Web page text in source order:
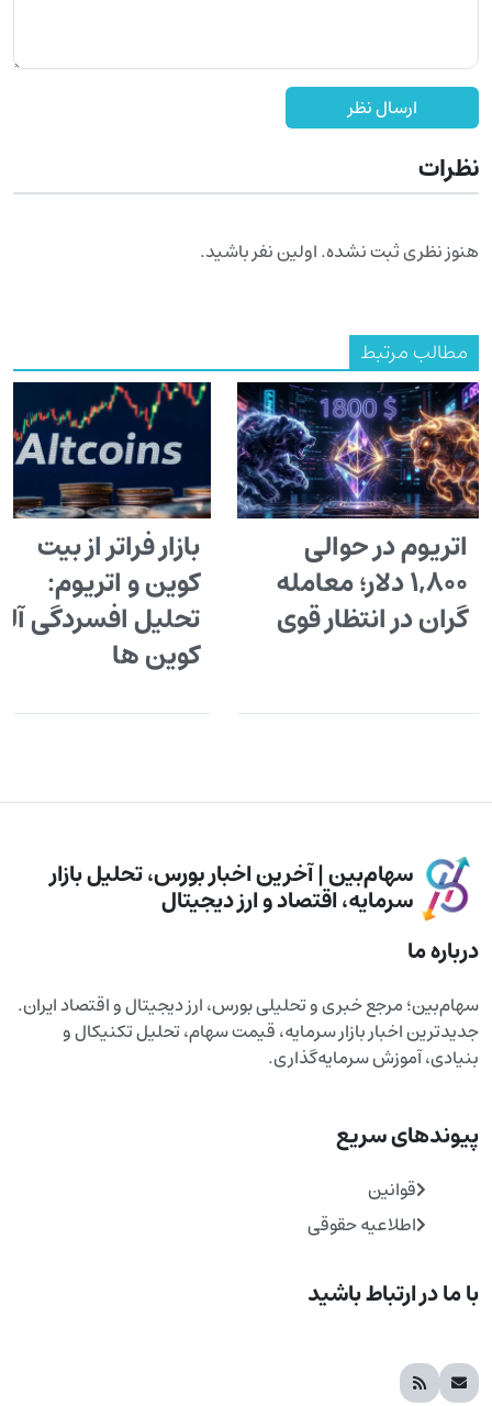
ارسال نظر
نظرات
هنوز نظری ثبت نشده. اولین نفر باشید.
مطالب مرتبط
اتریوم در حوالی
۱,۸۰۰ دلار؛ معامله
گران در انتظار قوی
بازار فراتر از بیت
کوین و اتریوم:
تحلیل افسردگی
کوین ها
سهام‌بین | آخرین اخبار بورس، تحلیل بازار
سرمایه، اقتصاد و ارز دیجیتال
درباره ما
سهام‌بین؛ مرجع خبری و تحلیلی بورس، ارز دیجیتال و اقتصاد ایران.
جدیدترین اخبار بازار سرمایه، قیمت سهام، تحلیل تکنیکال و
بنیادی، آموزش سرمایه‌گذاری.
پیوندهای سریع
قوانین
اطلاعیه حقوقی
با ما در ارتباط باشید